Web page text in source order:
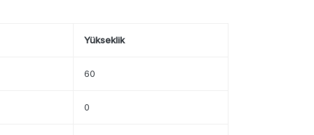
Yükseklik
60
0